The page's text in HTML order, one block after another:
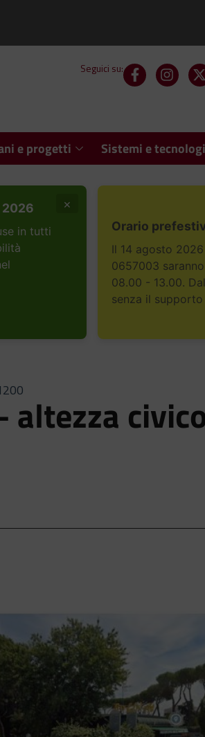
Seguici su:
e progetti Sistemi e
2026
in tutti
×
Orario
Il 14 agosto
0657003
08.00 - 13.00.
senza il
altezza